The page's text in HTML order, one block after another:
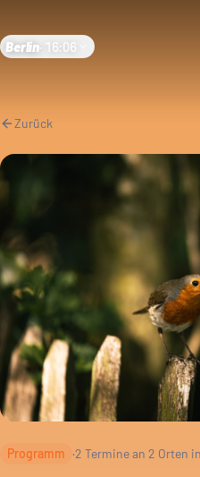
Berlin 16:06
Zurück
Programm ·2 Termine an 2 Orten